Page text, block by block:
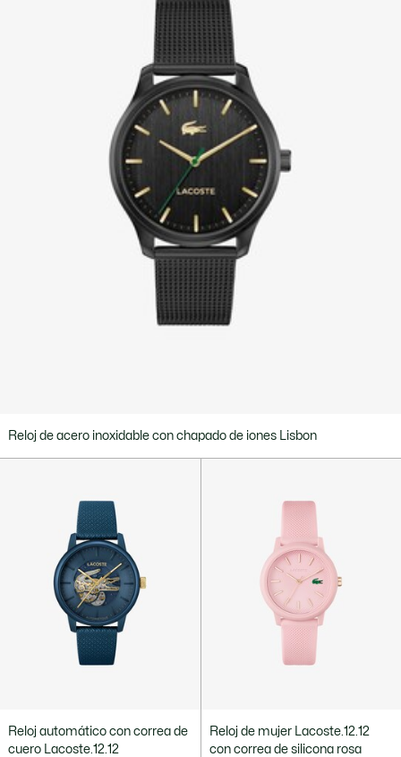
Reloj de acero inoxidable con chapado de iones Lisbon
Reloj automático con correa de
cuero Lacoste.12.12
Reloj de mujer Lacoste.12.12
con correa de silicona rosa